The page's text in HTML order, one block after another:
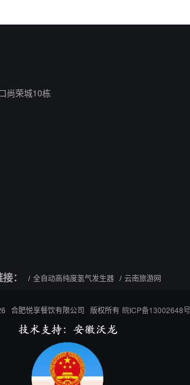
尚荣城10栋
： 全自动高纯度氢气发生器 云南旅游网
合肥悦享餐饮有限公司 版权所有 皖ICP备13002648号